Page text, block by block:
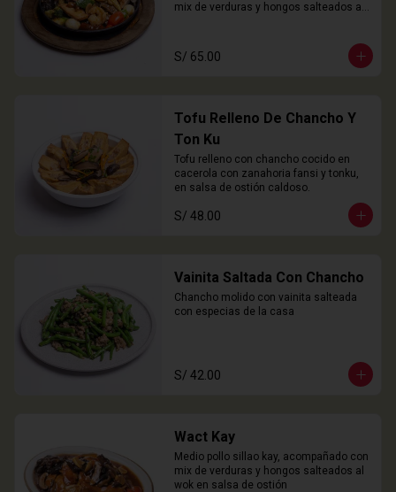
mix de verduras y hongos salteados al
S/ 65.00
Tofu Relleno De Chancho Y
Ton Ku
Tofu relleno con chancho cocido en
cacerola con zanahoria fansi y tonku,
en salsa de ostión caldoso.
S/ 48.00
Vainita Saltada Con Chancho
Chancho molido con vainita salteada
con especias de la casa
S/ 42.00
Wact Kay
Medio pollo sillao kay, acompañado con
mix de verduras y hongos salteados al
wok en salsa de ostión